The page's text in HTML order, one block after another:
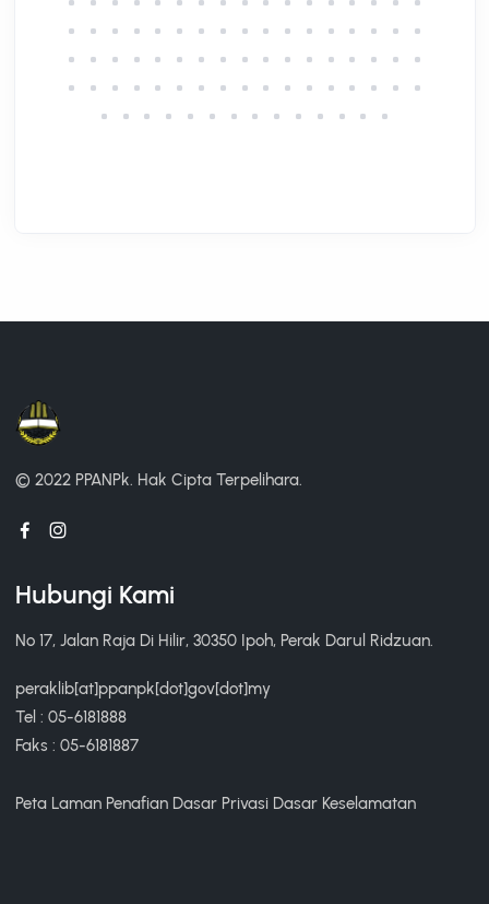
© 2022 PPANPk. Hak Cipta Terpelihara.
Hubungi Kami
No 17, Jalan Raja Di Hilir, 30350 Ipoh, Perak Darul Ridzuan.
peraklib[at]ppanpk[dot]gov[dot]my
Tel : 05-6181888
Faks : 05-6181887
Peta Laman Penafian Dasar Privasi Dasar Keselamatan